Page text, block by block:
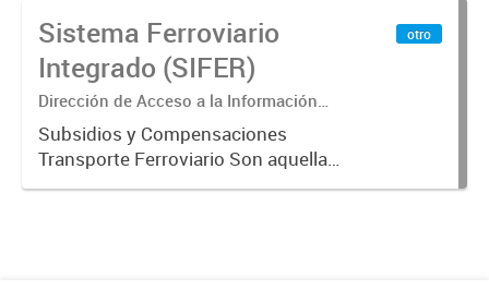
Sistema Ferroviario
Integrado (SIFER)
Dirección de Acceso a la Información
Pública y Transparencia
Subsidios y Compensaciones
Transporte Ferroviario Son aquellas
transferencias realizadas por la
otro